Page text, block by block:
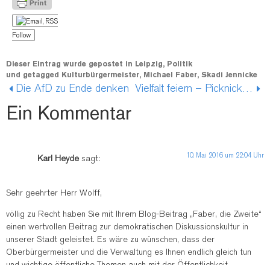
Follow
Dieser Eintrag wurde gepostet in Leipzig, Politik
und getagged
Kulturbürgermeister, Michael Faber, Skadi Jennicke
Die AfD zu Ende denken Vielfalt feiern – Picknick für ein friedliches Zusammenleben am 06. Juni 2016
Ein Kommentar
Karl Heyde sagt: 10. Mai 2016 um 22:04 Uhr
Sehr geehrter Herr Wolff,
völlig zu Recht haben Sie mit Ihrem Blog-Beitrag „Faber, die Zweite“
einen wertvollen Beitrag zur demokratischen Diskussionskultur in
unserer Stadt geleistet. Es wäre zu wünschen, dass der
Oberbürgermeister und die Verwaltung es Ihnen endlich gleich tun